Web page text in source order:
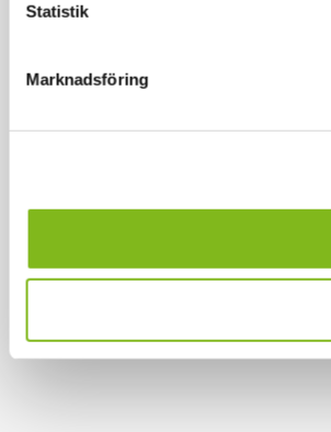
Statistik
Marknadsföring